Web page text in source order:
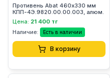
Противень Abat 460х330 мм
КПП-4Э.9820.00.00.003, алюм.
Цена: 21 400 тг
Наличие:
Есть в наличии
В корзину